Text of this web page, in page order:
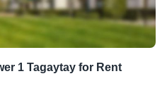
1 Tagaytay for Rent